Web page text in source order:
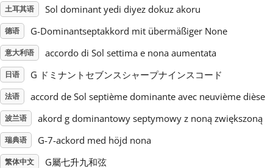
Türkçe
Українська
简体中文
土耳其语 Sol dominant yedi diyez dokuz akoru
德语 G-Dominantseptakkord mit übermäßiger None
意大利语 accordo di Sol settima e nona aumentata
日语 G ドミナントセブンスシャープナインスコード
法语 accord de Sol septième dominante avec neuvième dièse
波兰语 akord g dominantowy septymowy z noną zwiększoną
瑞典语 G-7-ackord med höjd nona
繁体中文 G屬七升九和弦